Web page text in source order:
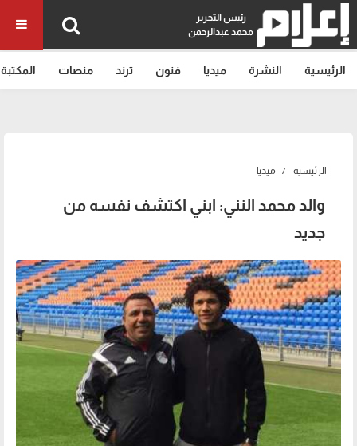
رئيس التحرير
محمد عبدالرحمن
الرئيسية النشرة ميديا فنون ترند منصات المكتبة
الرئيسية ميديا
والد محمد النني: ابني اكتشف نفسه من
جديد